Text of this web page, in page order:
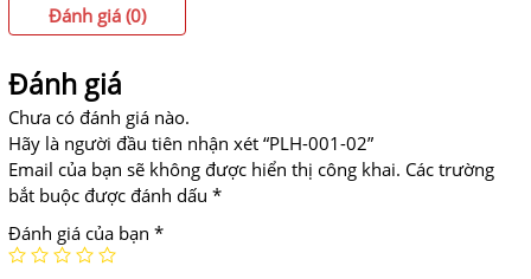
Đánh giá (0)
Đánh giá
Chưa có đánh giá nào.
Hãy là người đầu tiên nhận xét “PLH-001-02”
Email của bạn sẽ không được hiển thị công khai. Các trường
bắt buộc được đánh dấu *
Đánh giá của bạn *